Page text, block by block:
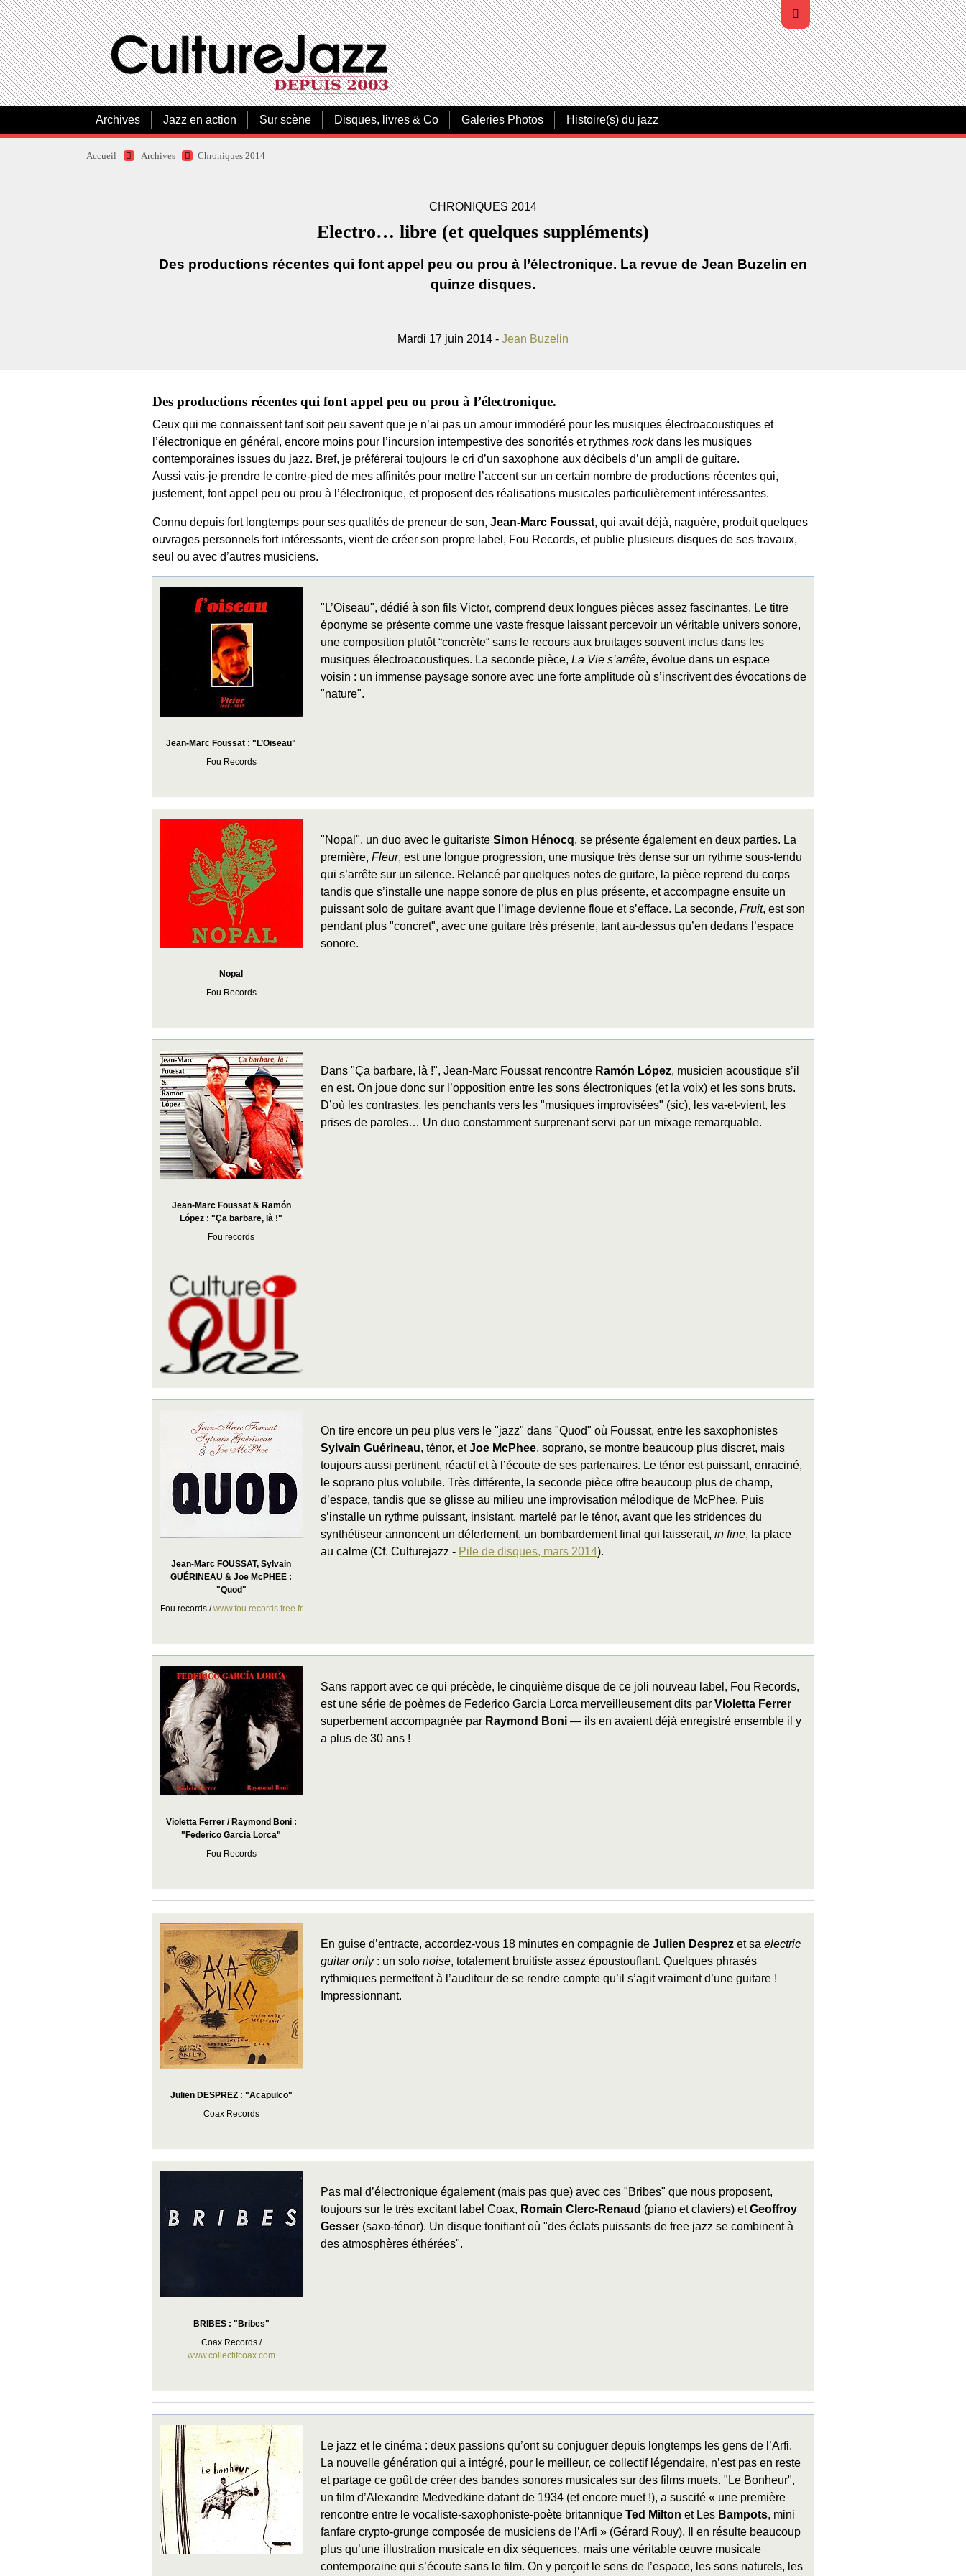
Archives Jazz en action Sur scène Disques, livres & Co Galeries Photos Histoire(s) du jazz
Accueil Archives Chroniques 2014
CHRONIQUES 2014
Electro… libre (et quelques suppléments)
Des productions récentes qui font appel peu ou prou à l’électronique. La revue de Jean Buzelin en
quinze disques.
Mardi 17 juin 2014 - Jean Buzelin
Des productions récentes qui font appel peu ou prou à l’électronique.
Ceux qui me connaissent tant soit peu savent que je n’ai pas un amour immodéré pour les musiques électroacoustiques et
l’électronique en général, encore moins pour l’incursion intempestive des sonorités et rythmes rockdans les musiques
contemporaines issues du jazz. Bref, je préférerai toujours le cri d’un saxophone aux décibels d’un ampli de guitare.
Aussi vais-je prendre le contre-pied de mes affinités pour mettre l’accent sur un certain nombre de productions récentes qui,
justement, font appel peu ou prou à l’électronique, et proposent des réalisations musicales particulièrement intéressantes.
Connu depuis fort longtemps pour ses qualités de preneur de son, Jean-Marc Foussat, qui avait déjà, naguère, produit quelques
ouvrages personnels fort intéressants, vient de créer son propre label, Fou Records, et publie plusieurs disques de ses travaux,
seul ou avec d’autres musiciens.
Jean-Marc Foussat : "L’Oiseau"
Fou Records
"L’Oiseau", dédié à son fils Victor, comprend deux longues pièces assez fascinantes. Le titre
éponyme se présente comme une vaste fresque laissant percevoir un véritable univers sonore,
une composition plutôt “concrète“ sans le recours aux bruitages souvent inclus dans les
musiques électroacoustiques. La seconde pièce,La Vie s’arrête, évolue dans un espace
voisin : un immense paysage sonore avec une forte amplitude où s’inscrivent des évocations de
"nature".
Nopal
Fou Records
"Nopal", un duo avec le guitaristeSimon Hénocq, se présente également en deux parties. La
première,Fleur, est une longue progression, une musique très dense sur un rythme sous-tendu
qui s’arrête sur un silence. Relancé par quelques notes de guitare, la pièce reprend du corps
tandis que s’installe une nappe sonore de plus en plus présente, et accompagne ensuite un
puissant solo de guitare avant que l’image devienne floue et s’efface. La seconde,Fruit, est son
pendant plus "concret", avec une guitare très présente, tant au-dessus qu’en dedans l’espace
sonore.
Jean-Marc Foussat & Ramón
López : "Ça barbare, là !"
Fou records
Dans "Ça barbare, là !", Jean-Marc Foussat rencontre Ramón López, musicien acoustique s’il
en est. On joue donc sur l’opposition entre les sons électroniques (et la voix) et les sons bruts.
D’où les contrastes, les penchants vers les "musiques improvisées" (sic), les va-et-vient, les
prises de paroles… Un duo constamment surprenant servi par un mixage remarquable.
Jean-Marc FOUSSAT, Sylvain
GUÉRINEAU & Joe McPHEE :
"Quod"
Fou records /www.fou.records.free.fr
On tire encore un peu plus vers le "jazz" dans "Quod" où Foussat, entre les saxophonistes
Sylvain Guérineau, ténor, etJoe McPhee, soprano, se montre beaucoup plus discret, mais
toujours aussi pertinent, réactif et à l’écoute de ses partenaires. Le ténor est puissant, enraciné,
le soprano plus volubile. Très différente, la seconde pièce offre beaucoup plus de champ,
d’espace, tandis que se glisse au milieu une improvisation mélodique de McPhee. Puis
s’installe un rythme puissant, insistant, martelé par le ténor, avant que les stridences du
synthétiseur annoncent un déferlement, un bombardement final qui laisserait,in fine, la place
au calme (Cf. Culturejazz - Pile de disques, mars 2014).
Violetta Ferrer / Raymond Boni :
"Federico Garcia Lorca"
Fou Records
Sans rapport avec ce qui précède, le cinquième disque de ce joli nouveau label, Fou Records,
est une série de poèmes de Federico Garcia Lorca merveilleusement dits parVioletta Ferrer
superbement accompagnée par Raymond Boni — ils en avaient déjà enregistré ensemble il y
a plus de 30 ans !
Julien DESPREZ : "Acapulco"
Coax Records
En guise d’entracte, accordez-vous 18 minutes en compagnie deJulien Desprez et saelectric
guitar only: un solonoise, totalement bruitiste assez époustouflant. Quelques phrasés
rythmiques permettent à l’auditeur de se rendre compte qu’il s’agit vraiment d’une guitare !
Impressionnant.
BRIBES : "Bribes"
Coax Records /
www.collectifcoax.com
Pas mal d’électronique également (mais pas que) avec ces "Bribes" que nous proposent,
toujours sur le très excitant label Coax, Romain Clerc-Renaud (piano et claviers) etGeoffroy
Gesser (saxo-ténor). Un disque tonifiant où "des éclats puissants de free jazz se combinent à
des atmosphères éthérées".
Le jazz et le cinéma : deux passions qu’ont su conjuguer depuis longtemps les gens de l’Arfi.
La nouvelle génération qui a intégré, pour le meilleur, ce collectif légendaire, n’est pas en reste
et partage ce goût de créer des bandes sonores musicales sur des films muets. "Le Bonheur",
un film d’Alexandre Medvedkine datant de 1934 (et encore muet !), a suscité « une première
rencontre entre le vocaliste-saxophoniste-poète britanniqueTed Milton et Les Bampots, mini
fanfare crypto-grunge composée de musiciens de l’Arfi » (Gérard Rouy). Il en résulte beaucoup
plus qu’une illustration musicale en dix séquences, mais une véritable œuvre musicale
contemporaine qui s’écoute sans le film. On y perçoit le sens de l’espace, les sons naturels, les